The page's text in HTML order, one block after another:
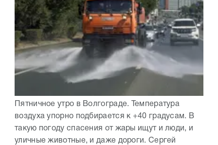
Пятничное утро в Волгограде. Температура
воздуха упорно подбирается к +40 градусам. В
такую погоду спасения от жары ищут и люди, и
уличные животные, и даже дороги. Сергей